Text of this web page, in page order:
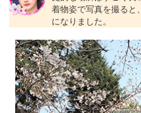
着物姿で写真を撮ると
になりました。